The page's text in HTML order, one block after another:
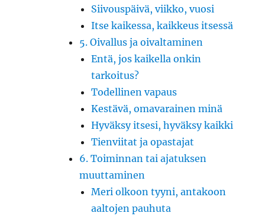
Siivouspäivä, viikko, vuosi
Itse kaikessa, kaikkeus itsessä
5. Oivallus ja oivaltaminen
Entä, jos kaikella onkin
tarkoitus?
Todellinen vapaus
Kestävä, omavarainen minä
Hyväksy itsesi, hyväksy kaikki
Tienviitat ja opastajat
6. Toiminnan tai ajatuksen
muuttaminen
Meri olkoon tyyni, antakoon
aaltojen pauhuta